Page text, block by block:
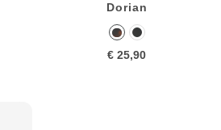
Dorian
€ 25,90